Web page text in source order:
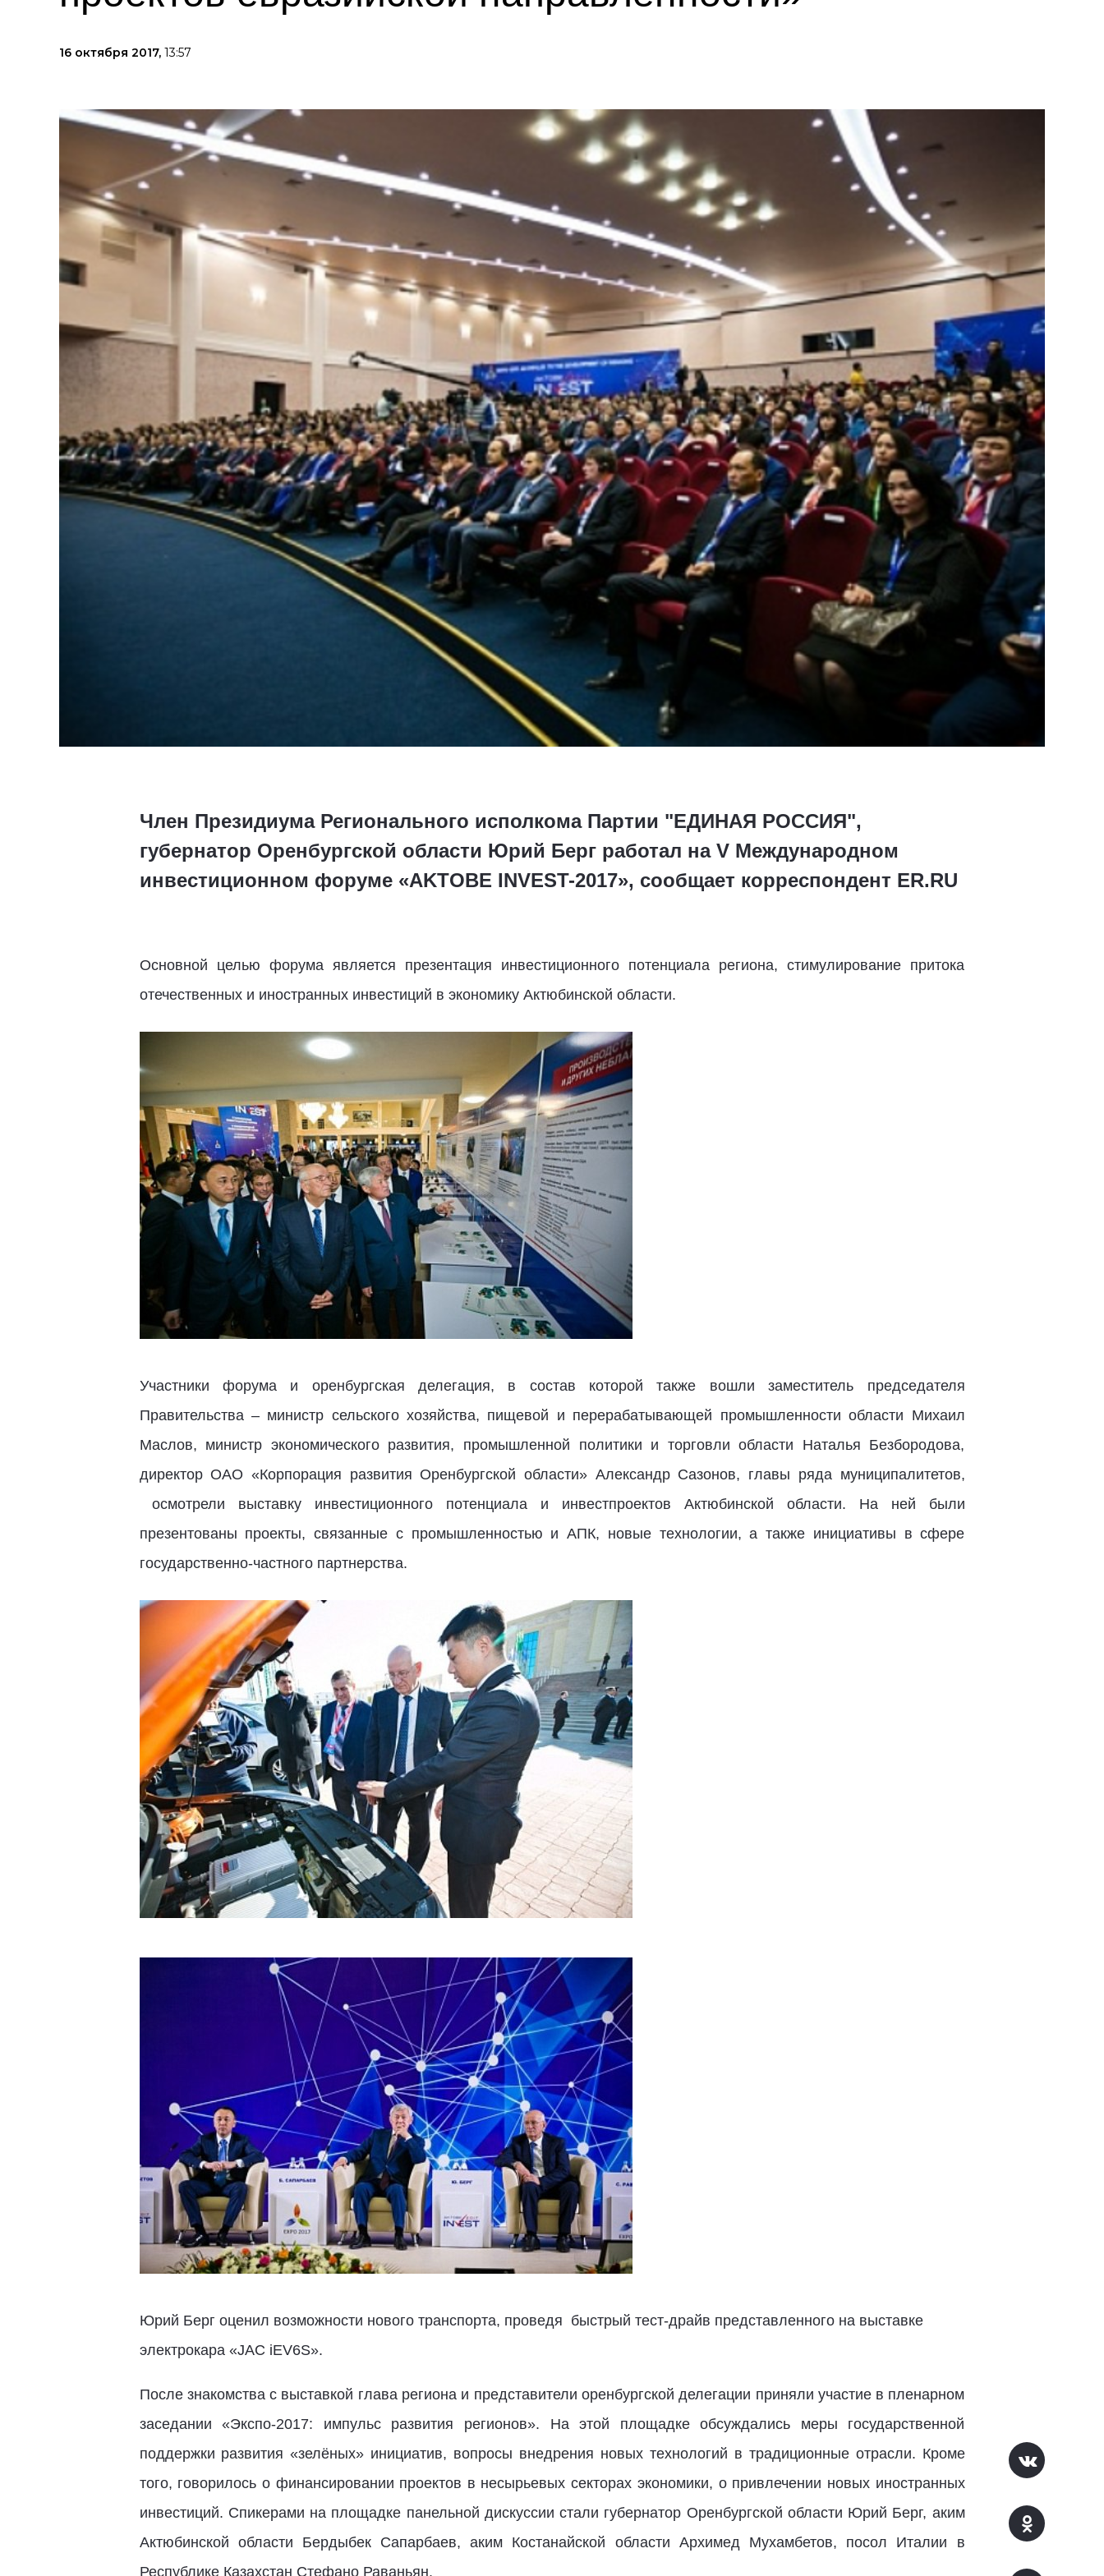
16 октября 2017, 13:57
Член Президиума Регионального исполкома Партии "ЕДИНАЯ РОССИЯ",
губернатор Оренбургской области Юрий Берг работал на V Международном
инвестиционном форуме «AKTOBE INVEST-2017», сообщает корреспондент ER.RU
Основной целью форума является презентация инвестиционного потенциала региона, стимулирование притока
отечественных и иностранных инвестиций в экономику Актюбинской области.
Участники форума и оренбургская делегация, в состав которой также вошли заместитель председателя
Правительства – министр сельского хозяйства, пищевой и перерабатывающей промышленности области Михаил
Маслов, министр экономического развития, промышленной политики и торговли области Наталья Безбородова,
директор ОАО «Корпорация развития Оренбургской области» Александр Сазонов, главы ряда муниципалитетов,
осмотрели выставку инвестиционного потенциала и инвестпроектов Актюбинской области. На ней были
презентованы проекты, связанные с промышленностью и АПК, новые технологии, а также инициативы в сфере
государственно-частного партнерства.
Юрий Берг оценил возможности нового транспорта, проведя быстрый тест-драйв представленного на выставке
электрокара «JAC iEV6S».
После знакомства с выставкой глава региона и представители оренбургской делегации приняли участие в пленарном
заседании «Экспо-2017: импульс развития регионов». На этой площадке обсуждались меры государственной
поддержки развития «зелёных» инициатив, вопросы внедрения новых технологий в традиционные отрасли. Кроме
того, говорилось о финансировании проектов в несырьевых секторах экономики, о привлечении новых иностранных
инвестиций. Спикерами на площадке панельной дискуссии стали губернатор Оренбургской области Юрий Берг, аким
Актюбинской области Бердыбек Сапарбаев, аким Костанайской области Архимед Мухамбетов, посол Италии в
Республике Казахстан Стефано Раваньян.